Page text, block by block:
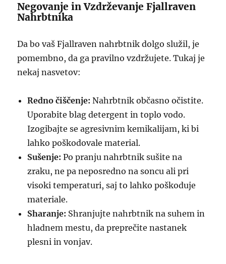
Negovanje in Vzdrževanje Fjallraven
Nahrbtnika
Da bo vaš Fjallraven nahrbtnik dolgo služil, je
pomembno, da ga pravilno vzdržujete. Tukaj je
nekaj nasvetov:
Redno čiščenje: Nahrbtnik občasno očistite.
Uporabite blag detergent in toplo vodo.
Izogibajte se agresivnim kemikalijam, ki bi
lahko poškodovale material.
Sušenje: Po pranju nahrbtnik sušite na
zraku, ne pa neposredno na soncu ali pri
visoki temperaturi, saj to lahko poškoduje
materiale.
Sharanje: Shranjujte nahrbtnik na suhem in
hladnem mestu, da preprečite nastanek
plesni in vonjav.